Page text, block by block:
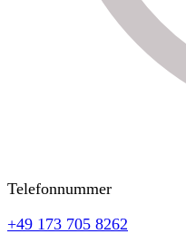
Telefonnummer
+49 173 705 8262